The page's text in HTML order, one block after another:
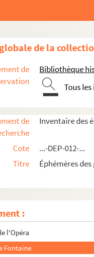
de la
de
Bibliothèque
Tous
de
Inventaire des
Cote
...-DEP-012-...
Titre
Éphémères
:
la Grange Batelière
Baptiste Pigalle
La Rochefoucauld
Montmartre
Dame de Lorette
l'Opéra
Fontaine